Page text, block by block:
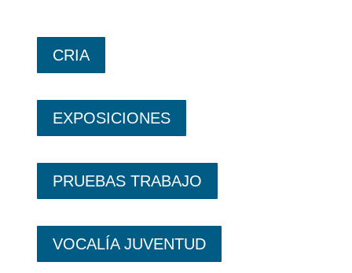
CRIA
EXPOSICIONES
PRUEBAS TRABAJO
VOCALÍA JUVENTUD